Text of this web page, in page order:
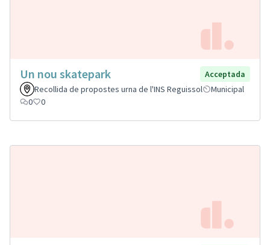
Un nou skatepark
Acceptada
Recollida de propostes urna de l'INS Reguissol
Municipal
0
0